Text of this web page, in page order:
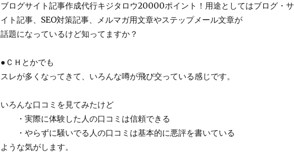
ブログサイト記事作成代行キジタロウ20000ポイント！用途としてはブログ・サ
イト記事、SEO対策記事、メルマガ用文章やステップメール文章が
話題になっているけど知ってますか？
●ＣＨとかでも
スレが多くなってきて、いろんな噂が飛び交っている感じです。
いろんな口コミを見てみたけど
・実際に体験した人の口コミは信頼できる
・やらずに騒いでる人の口コミは基本的に悪評を書いている
ような気がします。